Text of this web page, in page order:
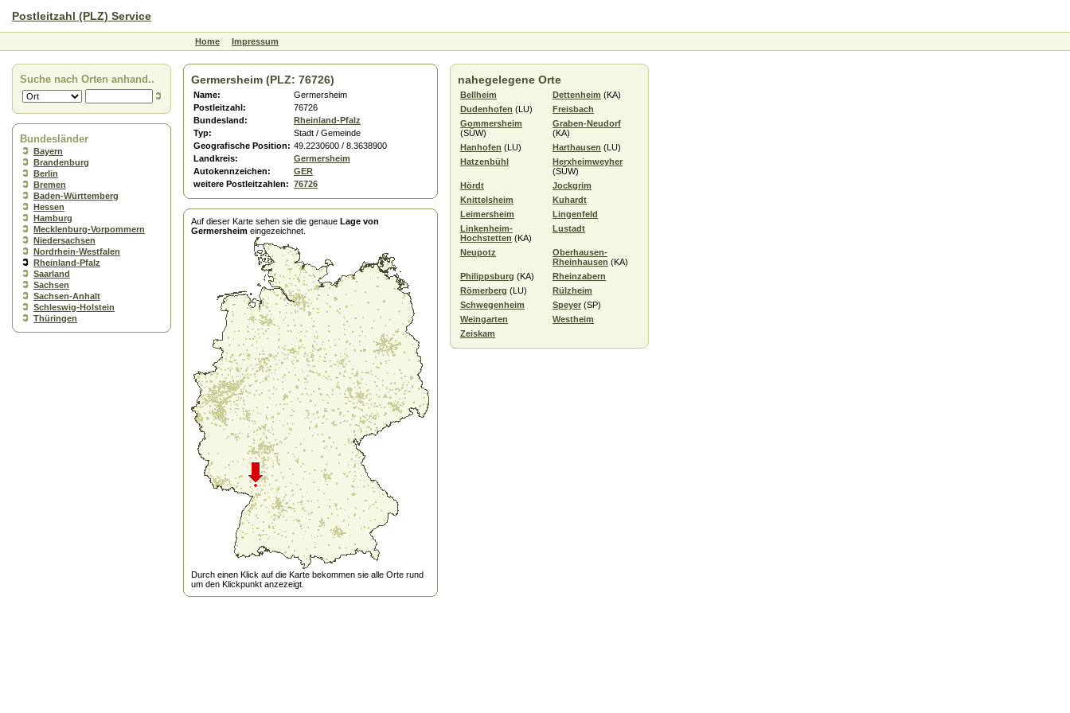
Postleitzahl (PLZ) Service
Home Impressum
Suche nach Orten anhand..
Bundesländer
Bayern
Brandenburg
Berlin
Bremen
Baden-Württemberg
Hessen
Hamburg
Mecklenburg-Vorpommern
Niedersachsen
Nordrhein-Westfalen
Rheinland-Pfalz
Saarland
Sachsen
Sachsen-Anhalt
Schleswig-Holstein
Thüringen
Germersheim (PLZ: 76726)
Name:
Germersheim
Postleitzahl:
76726
Bundesland:
Rheinland-Pfalz
Typ:
Stadt / Gemeinde
Geografische Position: 49.2230600 / 8.3638900
Landkreis:
Germersheim
Autokennzeichen:
GER
weitere Postleitzahlen: 76726
Auf dieser Karte sehen sie die genaue Lage von
Germersheim eingezeichnet.
Durch einen Klick auf die Karte bekommen sie alle Orte rund
um den Klickpunkt anzezeigt.
nahegelegene Orte
Bellheim Dettenheim (KA)
Dudenhofen (LU)
Freisbach
Gommersheim
(SÜW)
Graben-Neudorf
(KA)
Hanhofen (LU) Harthausen (LU)
Hatzenbühl
Herxheimweyher
(SÜW)
Hördt
Jockgrim
Knittelsheim
Kuhardt
Leimersheim
Lingenfeld
Linkenheim-
Hochstetten (KA)
Lustadt
Neupotz
Oberhausen-
Rheinhausen (KA)
Philippsburg (KA)
Rheinzabern
Römerberg (LU)
Rülzheim
Schwegenheim
Speyer (SP)
Weingarten
Westheim
Zeiskam